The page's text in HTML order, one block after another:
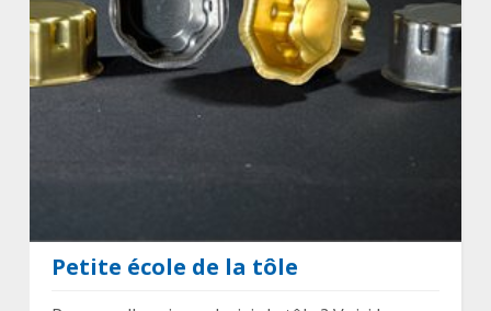
Petite école de la tôle